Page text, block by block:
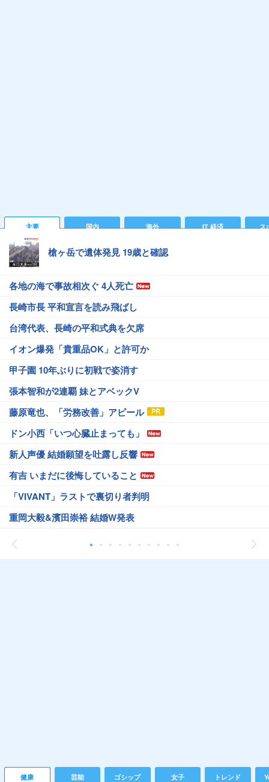
主要 国内 海外 IT 経済 ス
槍ヶ岳で遺体発見 19歳と確認
各地の海で事故相次ぐ 4人死亡
長崎市長 平和宣言を読み飛ばし
台湾代表、長崎の平和式典を欠席
イオン爆発「貴重品OK」と許可か
甲子園 10年ぶりに初戦で姿消す
張本智和が2連覇 妹とアベックV
藤原竜也、「労務改善」アピール
ドン小西「いつ心臓止まっても」
新人声優 結婚願望を吐露し反響
有吉 いまだに後悔していること
「VIVANT」ラストで裏切り者判明
重岡大毅&濱田崇裕 結婚W発表
健康 芸能 ゴシップ 女子 トレンド